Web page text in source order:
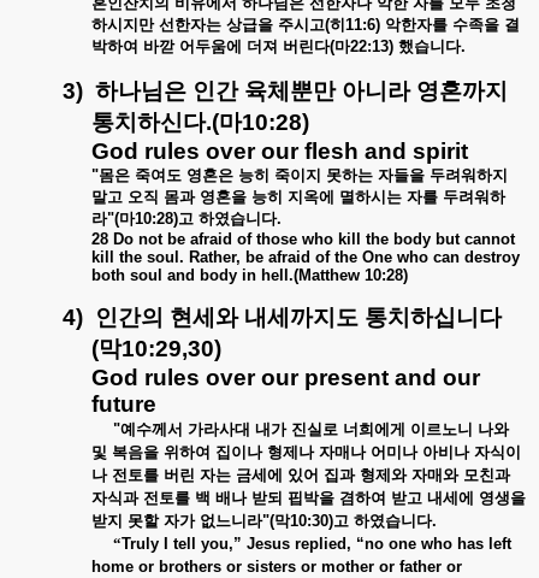
하시지만 선한자는 상급을 주시고(히 11:6) 악한자를 수족을 결
박하여 바깓 어두움에 더져 버린다(마22:13) 했습니다.
3) 하나님은 인간 육체뿐만 아니라 영혼까지
통치하신다.(마10:28)
God rules over our flesh and spirit
"몸은 죽여도 영혼은 능히 죽이지 못하는 자들을 두려워하지
말고 오직 몸과 영혼을 능히 지옥에 멸하시는 자를 두려워하
라"(마10:28)고 하였습니다.
28 Do not be afraid of those who kill the body but cannot
kill the soul. Rather, be afraid of the One who can destroy
both soul and body in hell.(Matthew 10:28)
4) 인간의 현세와 내세까지도 통치하십니다
(막10:29,30)
God rules over our present and our
future
"예수께서 가라사대 내가 진실로 너희에게 이르노니 나와
및 복음을 위하여 집이나 형제나 자매나 어미나 아비나 자식이
나 전토를 버린 자는 금세에 있어 집과 형제와 자매와 모친과
자식과 전토를 백 배나 받되 핍박을 겸하여 받고 내세에 영생을
받지 못할 자가 없느니라"(막10:30)고 하였습니다.
“Truly I tell you,” Jesus replied, “no one who has left
home or brothers or sisters or mother or father or